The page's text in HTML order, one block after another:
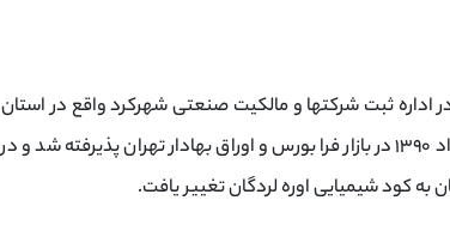
پتروشیمی لردگان در تاریخ ۱۷ مرداد ۱۳۸۷ در اداره ثبت شرکتها و مالکیت صنعتی شهرکرد واقع در استان
چهارمحال و بختیاری به ثبت رسید و در تاریخ ۱۱ خرداد ۱۳۹۰ در بازار فرا بورس و اوراق بهادار تهران پذیرفته شد و در